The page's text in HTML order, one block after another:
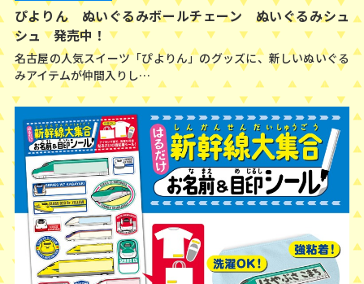
ぴよりん ぬいぐるみボールチェーン ぬいぐるみシュ
シュ 発売中！
名古屋の人気スイーツ「ぴよりん」のグッズに、新しいぬいぐる
みアイテムが仲間入りし…